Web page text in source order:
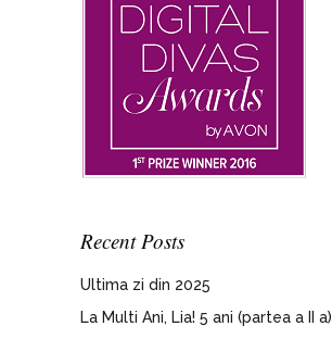
Recent Posts
Ultima zi din 2025
La Multi Ani, Lia! 5 ani (partea a II a)